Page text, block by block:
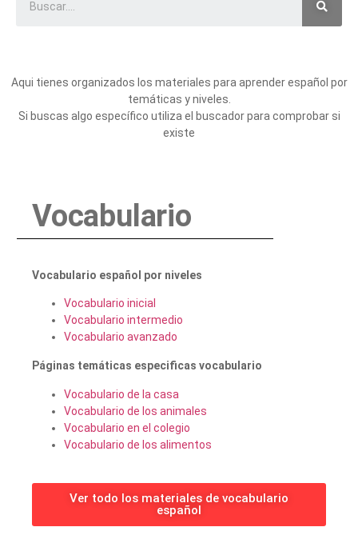
Aqui tienes organizados los materiales para aprender español por
temáticas y niveles.
Si buscas algo específico utiliza el buscador para comprobar si
existe
Vocabulario
Vocabulario español por niveles
Vocabulario inicial
Vocabulario intermedio
Vocabulario avanzado
Páginas temáticas especificas vocabulario
Vocabulario de la casa
Vocabulario de los animales
Vocabulario en el colegio
Vocabulario de los alimentos
Ver todo los materiales de vocabulario
español